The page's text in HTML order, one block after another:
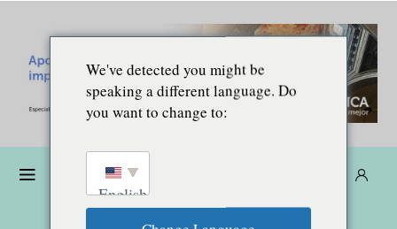
We've detected you might be
speaking a different language. Do
you want to change to:
English